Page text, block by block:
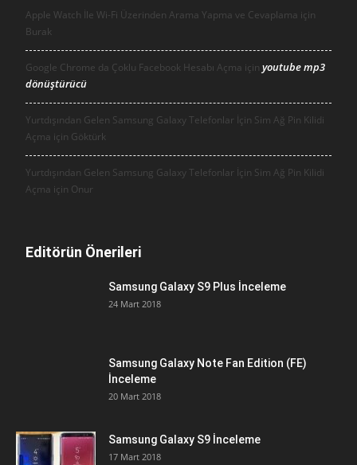
Apple Watch İle Wi-Fi Üzerinden Arama Yapma ve Cevaplama için
Burak
Google Chrome da Çoklu Facebook Hesabı Açma için youtube mp3
dönüştürücü
Yurtdışından Gelen Samsung Galaxy Telefonlar İçin Sim Ağ Pin Kilidi
Açma için Göktürk
Yurtdışından Gelen Samsung Galaxy Telefonlar İçin Sim Ağ Pin Kilidi
Açma için Onur
Editörün Önerileri
Samsung Galaxy S9 Plus İnceleme
24 Mart 2018
Samsung Galaxy Note Fan Edition (FE)
İnceleme
20 Mart 2018
Samsung Galaxy S9 İnceleme
17 Mart 2018